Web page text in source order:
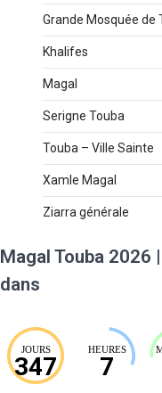
Grande Mosquée de
Khalifes
Magal
Serigne Touba
Touba – Ville Sainte
Xamle Magal
Ziarra générale
Magal Touba 2026
dans
JOURS
347
HEURES
7